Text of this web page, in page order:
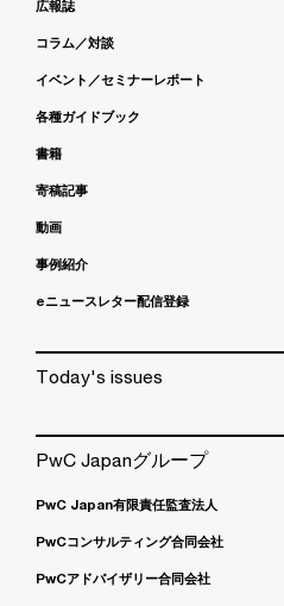
広報誌
コラム／対談
イベント／セミナーレポート
各種ガイドブック
書籍
寄稿記事
動画
事例紹介
eニュースレター配信登録
Today's issues
PwC Japanグループ
PwC Japan有限責任監査法人
PwCコンサルティング合同会社
PwCアドバイザリー合同会社